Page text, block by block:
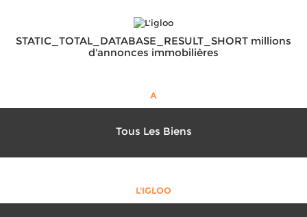
STATIC_TOTAL_DATABASE_RESULT_SHORT millions
d'annonces immobilières
A
Tous Les Biens
L'IGLOO